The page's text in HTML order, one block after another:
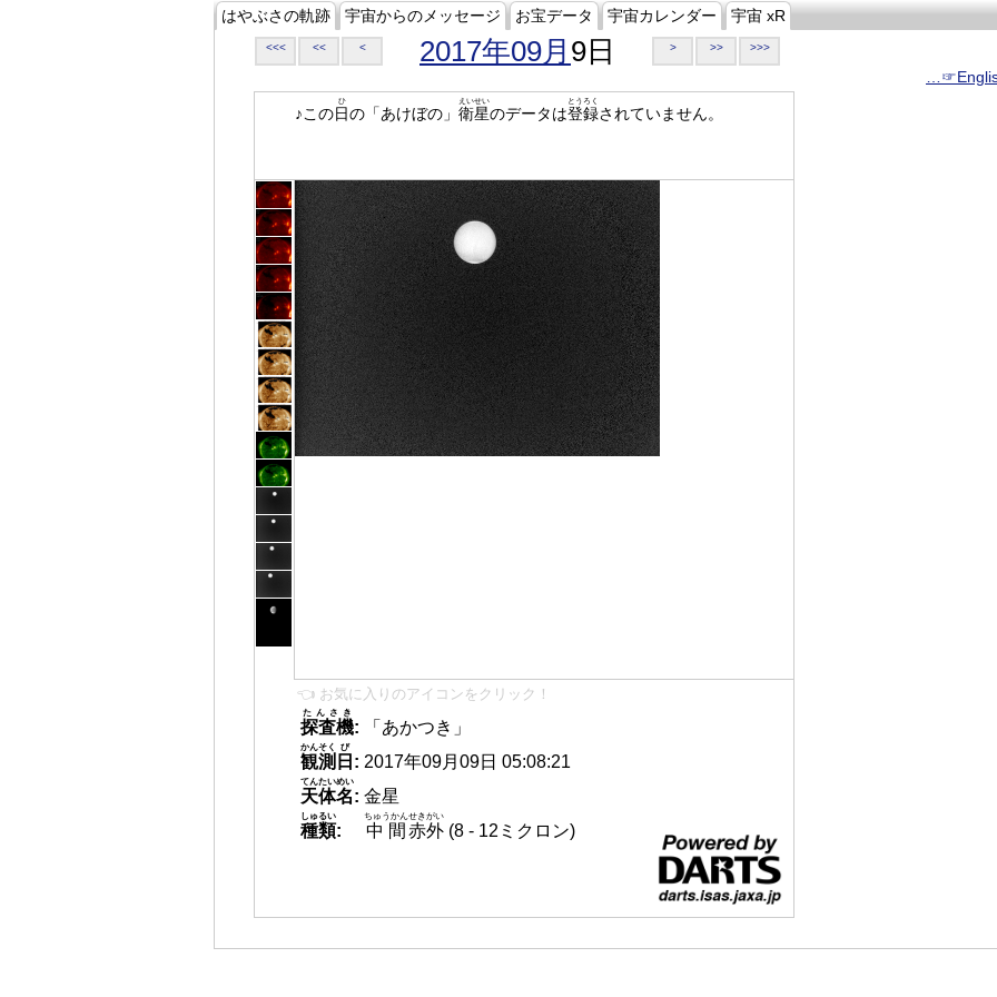
はやぶさの軌跡 宇宙からのメッセージ お宝データ 宇宙カレンダー 宇宙 xR
<<< << < 2017年09月 9日 > >> >>>
♪この日
ひ
の「あけぼの」 衛星
えいせい
のデータは登録
とうろく
されていません。
👈 お気に入りのアイコンをクリック！
探査機
たんさき
:
「あかつき」
観測
かんそく
日
び
: 2017年09月09日 05:08:21
天体名
てんたいめい
: 金星
種類
しゅるい
: 中間
ちゅうかん
赤外
せきがい
(8 - 12ミクロン)